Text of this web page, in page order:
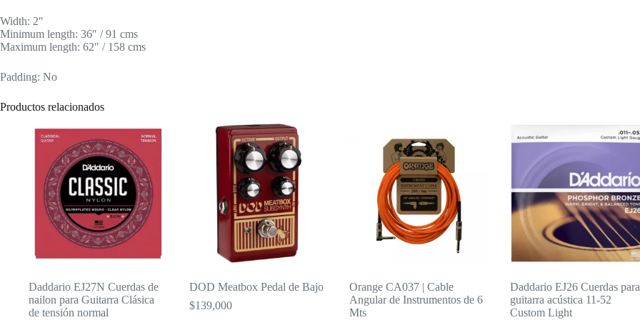
Width: 2″
Minimum length: 36″ / 91 cms
Maximum length: 62″ / 158 cms
Padding: No
Productos relacionados
Daddario EJ27N Cuerdas de
nailon para Guitarra Clásica
de tensión normal
DOD Meatbox Pedal de Bajo
$139,000
Orange CA037 | Cable
Angular de Instrumentos de 6
Mts
Daddario EJ26 Cuerdas para
guitarra acústica 11-52
Custom Light